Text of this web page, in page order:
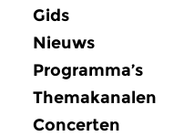
Gids
Nieuws
Programma’s
Themakanalen
Concerten